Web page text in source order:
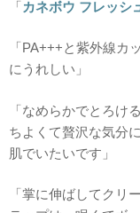
「カネボウ フレッシ
「PA+++と紫外線カ
にうれしい」
「なめらかでとろけ
ちよくて贅沢な気分
肌でいたいです」
「掌に伸ばしてクリ